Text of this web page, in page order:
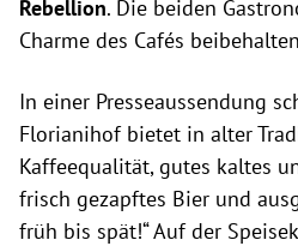
Rebellion. Die beiden
Charme des Cafés
In einer Presseaussendung
Florianihof bietet in alter
Kaffeequalität, gutes kaltes
frisch gezapftes Bier und
früh bis spät!“ Auf der